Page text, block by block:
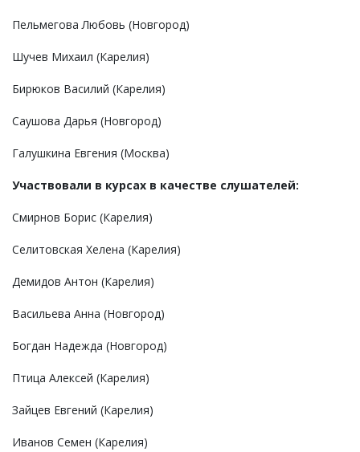
Пельмегова Любовь (Новгород)
Шучев Михаил (Карелия)
Бирюков Василий (Карелия)
Саушова Дарья (Новгород)
Галушкина Евгения (Москва)
Участвовали в курсах в качестве слушателей:
Смирнов Борис (Карелия)
Селитовская Хелена (Карелия)
Демидов Антон (Карелия)
Васильева Анна (Новгород)
Богдан Надежда (Новгород)
Птица Алексей (Карелия)
Зайцев Евгений (Карелия)
Иванов Семен (Карелия)